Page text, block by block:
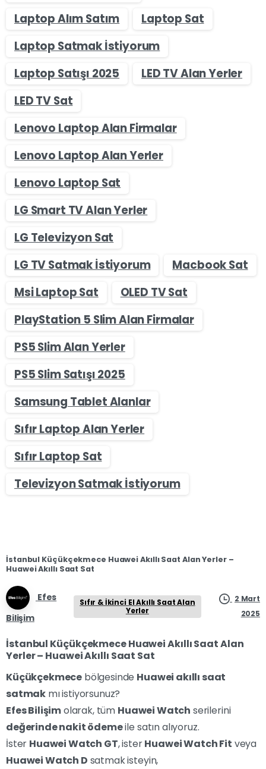
Laptop Alım Satım
Laptop Sat
Laptop Satmak İstiyorum
Laptop Satışı 2025
LED TV Alan Yerler
LED TV Sat
Lenovo Laptop Alan Firmalar
Lenovo Laptop Alan Yerler
Lenovo Laptop Sat
LG Smart TV Alan Yerler
LG Televizyon Sat
LG TV Satmak İstiyorum
Macbook Sat
Msi Laptop Sat
OLED TV Sat
PlayStation 5 Slim Alan Firmalar
PS5 Slim Alan Yerler
PS5 Slim Satışı 2025
Samsung Tablet Alanlar
Sıfır Laptop Alan Yerler
Sıfır Laptop Sat
Televizyon Satmak İstiyorum
İstanbul Küçükçekmece Huawei Akıllı Saat Alan Yerler –
Huawei Akıllı Saat Sat
Efes
Bilişim
Sıfır & İkinci El Akıllı Saat Alan
Yerler
2 Mart
2025
İstanbul Küçükçekmece Huawei Akıllı Saat Alan
Yerler – Huawei Akıllı Saat Sat
Küçükçekmece bölgesinde Huawei akıllı saat
satmak mı istiyorsunuz?
Efes Bilişimolarak, tüm Huawei Watch serilerini
değerinde nakit ödemeile satın alıyoruz.
İster Huawei Watch GT, isterHuawei Watch Fit veya
Huawei Watch D satmak isteyin,